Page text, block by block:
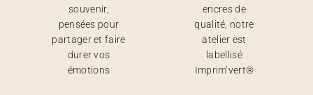
souvenir,
pensées pour
partager et faire
durer vos
émotions
encres de
qualité, notre
atelier est
labellisé
Imprim’vert®